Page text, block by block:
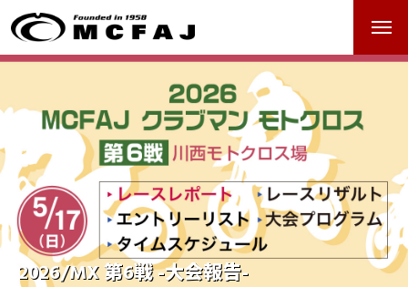
クラブマンモトクロス
過去のレースアーカイブ
クラブマンロードレース
2026/MX 第6戦 -大会報告-